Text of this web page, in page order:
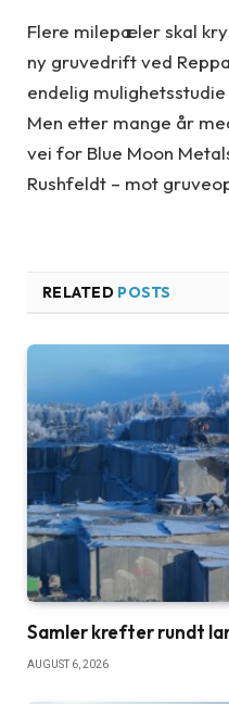
Flere milepæler skal
ny gruvedrift ved
endelig
Men etter mange år
vei for Blue Moon
Rushfeldt – mot
RELATED POSTS
Samler krefter rundt
AUGUST 6, 2026